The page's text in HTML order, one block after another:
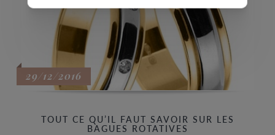
29/12/2016
TOUT CE QU’IL FAUT SAVOIR SUR LES
BAGUES ROTATIVES